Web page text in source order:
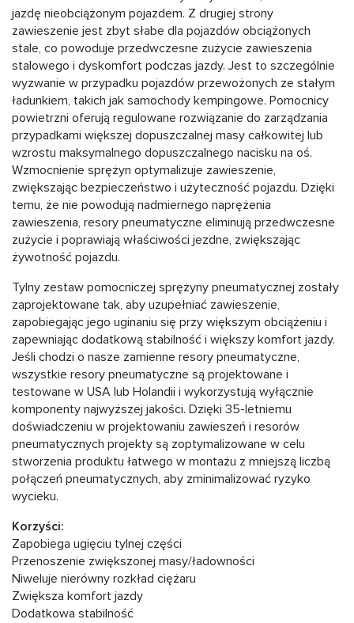
jazdę nieobciążonym pojazdem. Z drugiej strony
zawieszenie jest zbyt słabe dla pojazdów obciążonych
stale, co powoduje przedwczesne zużycie zawieszenia
stalowego i dyskomfort podczas jazdy. Jest to szczególnie
wyzwanie w przypadku pojazdów przewożonych ze stałym
ładunkiem, takich jak samochody kempingowe. Pomocnicy
powietrzni oferują regulowane rozwiązanie do zarządzania
przypadkami większej dopuszczalnej masy całkowitej lub
wzrostu maksymalnego dopuszczalnego nacisku na oś.
Wzmocnienie sprężyn optymalizuje zawieszenie,
zwiększając bezpieczeństwo i użyteczność pojazdu. Dzięki
temu, że nie powodują nadmiernego naprężenia
zawieszenia, resory pneumatyczne eliminują przedwczesne
zużycie i poprawiają właściwości jezdne, zwiększając
żywotność pojazdu.
Tylny zestaw pomocniczej sprężyny pneumatycznej zostały
zaprojektowane tak, aby uzupełniać zawieszenie,
zapobiegając jego uginaniu się przy większym obciążeniu i
zapewniając dodatkową stabilność i większy komfort jazdy.
Jeśli chodzi o nasze zamienne resory pneumatyczne,
wszystkie resory pneumatyczne są projektowane i
testowane w USA lub Holandii i wykorzystują wyłącznie
komponenty najwyższej jakości. Dzięki 35-letniemu
doświadczeniu w projektowaniu zawieszeń i resorów
pneumatycznych projekty są zoptymalizowane w celu
stworzenia produktu łatwego w montażu z mniejszą liczbą
połączeń pneumatycznych, aby zminimalizować ryzyko
wycieku.
Korzyści:
Zapobiega ugięciu tylnej części
Przenoszenie zwiększonej masy/ładowności
Niweluje nierówny rozkład ciężaru
Zwiększa komfort jazdy
Dodatkowa stabilność